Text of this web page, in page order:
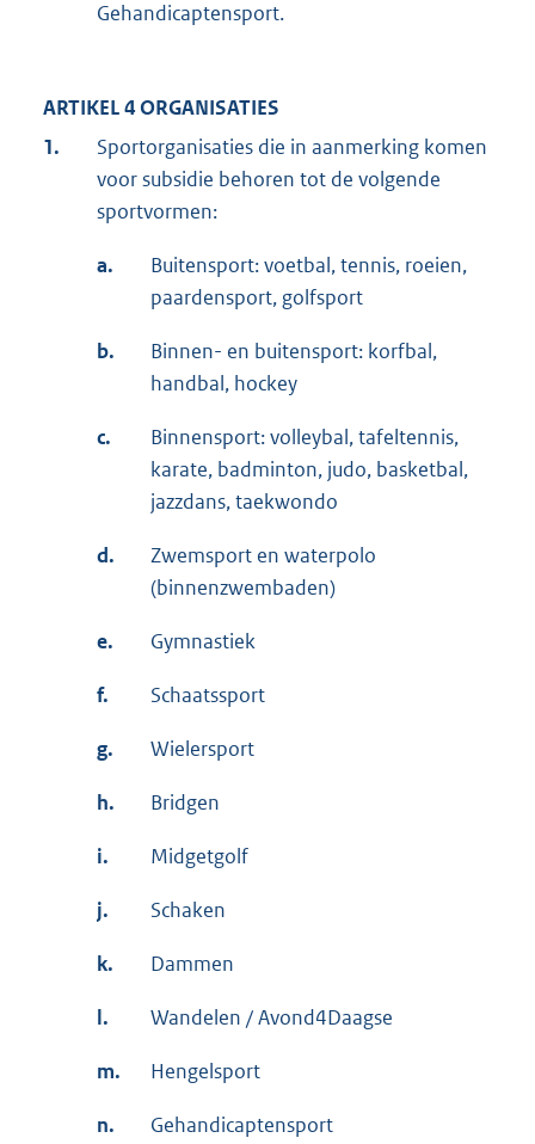
Gehandicaptensport.
ARTIKEL 4 ORGANISATIES
1.
Sportorganisaties die in aanmerking komen
voor subsidie behoren tot de volgende
sportvormen:
a.
Buitensport: voetbal, tennis, roeien,
paardensport, golfsport
b.
Binnen- en buitensport: korfbal,
handbal, hockey
c.
Binnensport: volleybal, tafeltennis,
karate, badminton, judo, basketbal,
jazzdans, taekwondo
d.
Zwemsport en waterpolo
(binnenzwembaden)
e. Gymnastiek
f. Schaatssport
g. Wielersport
h. Bridgen
i. Midgetgolf
j. Schaken
k. Dammen
l. Wandelen / Avond4Daagse
m. Hengelsport
n. Gehandicaptensport